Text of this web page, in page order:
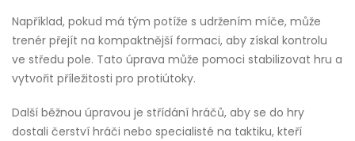
Například, pokud má tým potíže s udržením míče, může
trenér přejít na kompaktnější formaci, aby získal kontrolu
ve středu pole. Tato úprava může pomoci stabilizovat hru a
vytvořit příležitosti pro protiútoky.
Další běžnou úpravou je střídání hráčů, aby se do hry
dostali čerství hráči nebo specialisté na taktiku, kteří